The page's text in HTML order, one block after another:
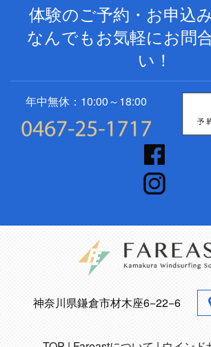
体験のご予約・お申込
なんでもお気軽にお問
い！
年中無休：10:00～18:00
神奈川県鎌倉市材木座6−22−6